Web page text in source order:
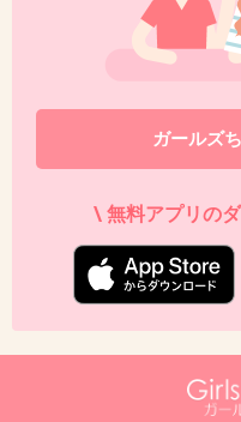
44. 匿名2016/02/01(月) 22:47:15
娘４歳は私がカット、た
ガールズ
\ 無料アプリの